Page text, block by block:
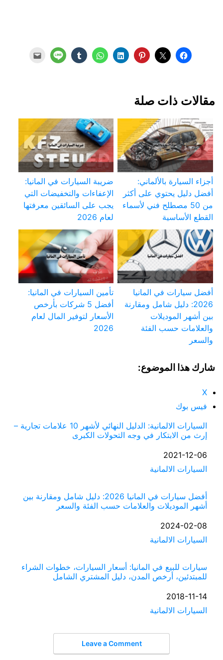
مقالات ذات صلة
أجزاء السيارة بالألماني:
أفضل دليل يحتوي على أكثر
من 50 مصطلح فني لأسماء
القطع الأساسية
ضريبة السيارات في المانيا:
الإعفاءات والتخفيضات التي
يجب على السائقين معرفتها
لعام 2026
أفضل سيارات في المانيا
2026: دليل شامل ومقارنة
بين أشهر الموديلات
والعلامات حسب الفئة
والسعر
تأمين السيارات في المانيا:
أفضل 5 شركات بأرخص
الأسعار لتوفير المال لعام
2026
شارك هذا الموضوع:
X
فيس بوك
السيارات الالمانية: الدليل النهائي لأشهر 10 علامات تجارية –
إرث من الابتكار في وجه التحولات الكبرى
التاريخ
2021-12-06
في ما يتعلق بما يأتي
السيارات الالمانية
أفضل سيارات في المانيا 2026: دليل شامل ومقارنة بين
أشهر الموديلات والعلامات حسب الفئة والسعر
التاريخ
2024-02-08
في ما يتعلق بما يأتي
السيارات الالمانية
سيارات للبيع في المانيا: أسعار السيارات، خطوات الشراء
للمبتدئين، أرخص المدن، دليل المشتري الشامل
التاريخ
2018-11-14
في ما يتعلق بما يأتي
السيارات الالمانية
Leave a Comment